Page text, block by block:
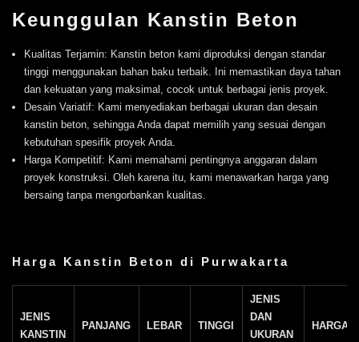
Keunggulan Kanstin Beton
Kualitas Terjamin: Kanstin beton kami diproduksi dengan standar
tinggi menggunakan bahan baku terbaik. Ini memastikan daya tahan
dan kekuatan yang maksimal, cocok untuk berbagai jenis proyek.
Desain Variatif: Kami menyediakan berbagai ukuran dan desain
kanstin beton, sehingga Anda dapat memilih yang sesuai dengan
kebutuhan spesifik proyek Anda.
Harga Kompetitif: Kami memahami pentingnya anggaran dalam
proyek konstruksi. Oleh karena itu, kami menawarkan harga yang
bersaing tanpa mengorbankan kualitas.
Harga Kanstin Beton di Purwakarta
JENIS
KANSTIN
PANJANG LEBAR TINGGI
JENIS
DAN
UKURAN
HARGA/